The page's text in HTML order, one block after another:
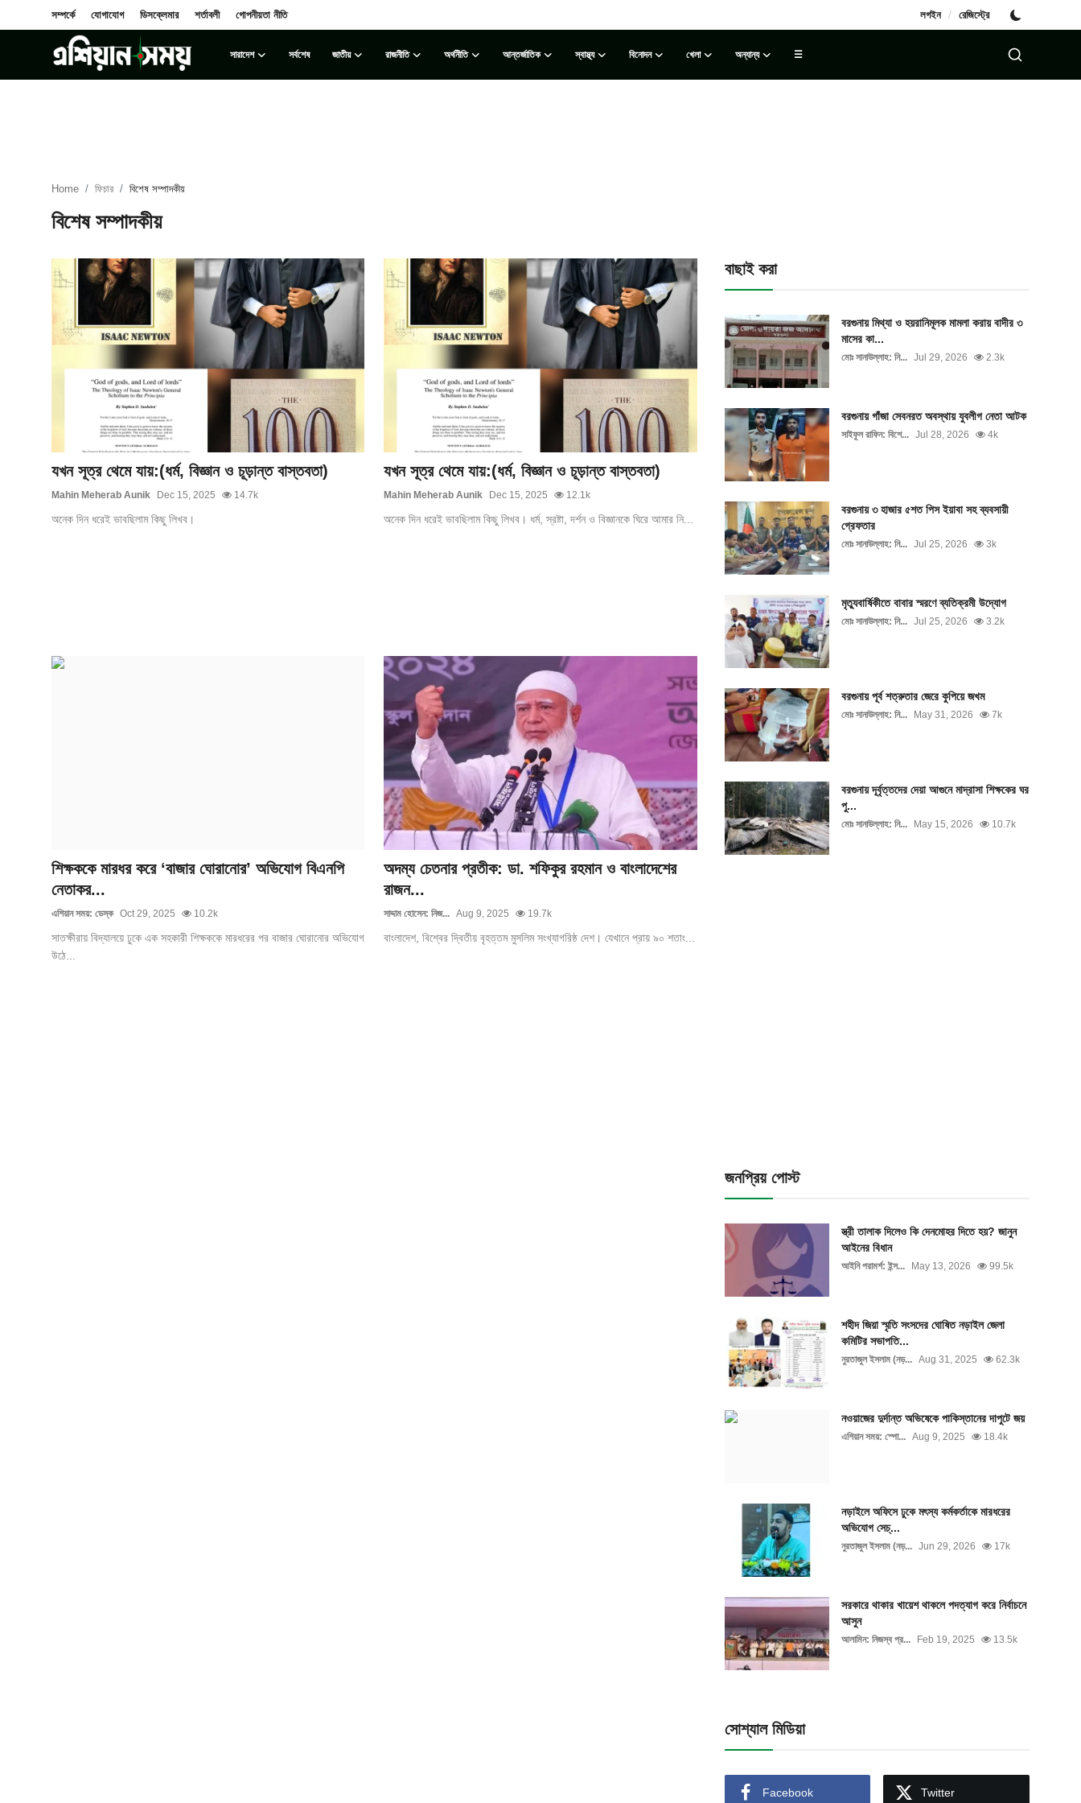
সম্পর্কে যোগাযোগ ডিসক্লেমার শর্তাবলী গোপনীয়তা নীতি লগইন / রেজিস্ট্রে
সারাদেশ সর্বশেষ জাতীয় রাজনীতি অর্থনীতি আন্তর্জাতিক স্বাস্থ্য বিনোদন খেলা অন্যান্য ☰
গোপনীয়তা নীতি
বরিশাল বিভাগ
Home ফিচার বিশেষ সম্পাদকীয়
বিশেষ সম্পাদকীয়
যখন সূত্র থেমে যায়:(ধর্ম, বিজ্ঞান ও চূড়ান্ত বাস্তবতা)
Mahin Meherab Aunik Dec 15, 2025 14.7k
অনেক দিন ধরেই ভাবছিলাম কিছু লিখব।
যখন সূত্র থেমে যায়:(ধর্ম, বিজ্ঞান ও চূড়ান্ত বাস্তবতা)
Mahin Meherab Aunik Dec 15, 2025 12.1k
অনেক দিন ধরেই ভাবছিলাম কিছু লিখব। ধর্ম, স্রষ্টা, দর্শন ও বিজ্ঞানকে ঘিরে আমার নি...
শিক্ষককে মারধর করে ‘বাজার ঘোরানোর’ অভিযোগ বিএনপি
নেতাকর...
এশিয়ান সময়: ডেস্ক Oct 29, 2025 10.2k
সাতক্ষীরায় বিদ্যালয়ে ঢুকে এক সহকারী শিক্ষককে মারধরের পর বাজার ঘোরানোর অভিযোগ
উঠে...
অদম্য চেতনার প্রতীক: ডা. শফিকুর রহমান ও বাংলাদেশের
রাজন...
সাদ্দাম হোসেন: নিজ... Aug 9, 2025 19.7k
বাংলাদেশ, বিশ্বের দ্বিতীয় বৃহত্তম মুসলিম সংখ্যাগরিষ্ঠ দেশ। যেখানে প্রায় ৯০ শতাং...
বাছাই করা
বরগুনায় মিথ্যা ও হয়রানিমূলক মামলা করায় বাদীর ৩
মাসের কা...
মোঃ সানাউল্লাহ: নি... Jul 29, 2026 2.3k
বরগুনায় গাঁজা সেবনরত অবস্থায় যুবলীগ নেতা আটক
সাইফুল রাফিন: বিশে... Jul 28, 2026 4k
বরগুনায় ৩ হাজার ৫শত পিস ইয়াবা সহ ব্যবসায়ী
গ্রেফতার
মোঃ সানাউল্লাহ: নি... Jul 25, 2026 3k
মৃত্যুবার্ষিকীতে বাবার স্মরণে ব্যতিক্রমী উদ্যোগ
মোঃ সানাউল্লাহ: নি... Jul 25, 2026 3.2k
বরগুনায় পূর্ব শত্রুতার জেরে কুপিয়ে জখম
মোঃ সানাউল্লাহ: নি... May 31, 2026 7k
বরগুনায় দূর্বৃত্তদের দেয়া আগুনে মাদ্রাসা শিক্ষকের ঘর
পু...
মোঃ সানাউল্লাহ: নি... May 15, 2026 10.7k
জনপ্রিয় পোস্ট
স্ত্রী তালাক দিলেও কি দেনমোহর দিতে হয়? জানুন
আইনের বিধান
আইনি পরামর্শ: ইন্স... May 13, 2026 99.5k
শহীদ জিয়া স্মৃতি সংসদের ঘোষিত নড়াইল জেলা
কমিটির সভাপতি...
নুরতাজুল ইসলাম (নড়... Aug 31, 2025 62.3k
নওয়াজের দুর্দান্ত অভিষেকে পাকিস্তানের দাপুটে জয়
এশিয়ান সময়: স্পো... Aug 9, 2025 18.4k
নড়াইলে অফিসে ঢুকে মৎস্য কর্মকর্তাকে মারধরের
অভিযোগ সেচ্...
নুরতাজুল ইসলাম (নড়... Jun 29, 2026 17k
সরকারে থাকার খায়েশ থাকলে পদত্যাগ করে নির্বাচনে
আসুন
আলামিন: নিজস্ব প্র... Feb 19, 2025 13.5k
সোশ্যাল মিডিয়া
Facebook Twitter